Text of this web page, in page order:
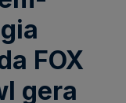
FOX
gera